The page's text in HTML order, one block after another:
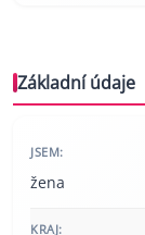
Základní údaje
JSEM:
žena
KRAJ: